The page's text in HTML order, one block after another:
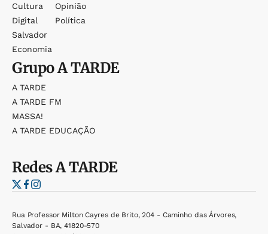
Cultura
Digital
Salvador
Economia
Opinião
Política
GrupoA TARDE
A TARDE
A TARDE FM
MASSA!
A TARDE EDUCAÇÃO
RedesA TARDE
Rua Professor Milton Cayres de Brito, 204 - Caminho das Árvores,
Salvador - BA, 41820-570